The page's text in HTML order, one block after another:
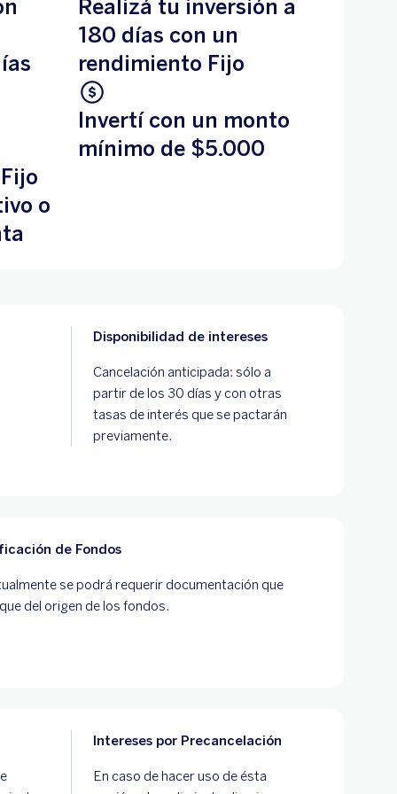
o
Realizá tu inversión a
180 días con un
rendimiento Fijo
Invertí con un monto
mínimo de $5.000
Disponibilidad de intereses
Cancelación anticipada: sólo a
partir de los 30 días y con otras
tasas de interés que se pactarán
previamente.
de Fondos
se podrá requerir documentación que
del origen de los fondos.
Intereses por Precancelación
En caso de hacer uso de ésta